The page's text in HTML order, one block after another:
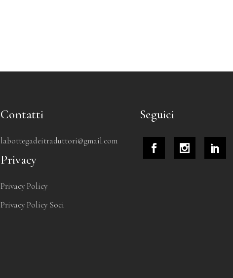
Contatti
labottegadeitraduttori@gmail.com
Privacy
Privacy Policy
Privacy Policy Soci
Seguici